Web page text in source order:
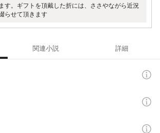
す。ギフトを頂戴した折には、ささやながら近況
らせて頂きます
関連小説 詳細